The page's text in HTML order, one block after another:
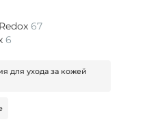
Redox 67
6
для ухода за кожей